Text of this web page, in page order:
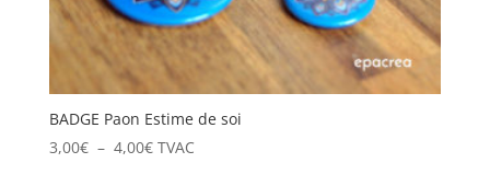
BADGE Paon Estime de soi
3,00€ – 4,00€Plage
TVAC